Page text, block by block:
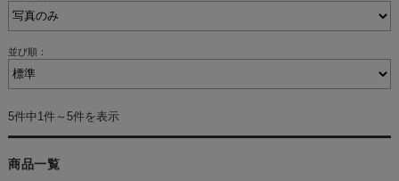
並び順：
5件中1件～5件を表示
商品一覧